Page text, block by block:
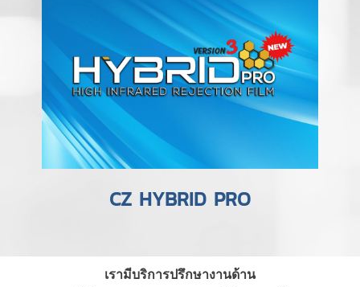
CZ HYBRID PRO
เรามีบริการปรึกษางานด้าน